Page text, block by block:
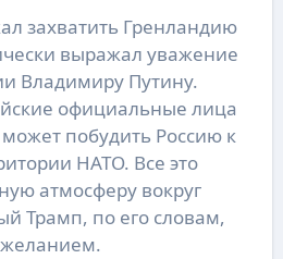
захватить Гренландию
выражал уважение
Владимиру Путину.
официальные лица
может побудить Россию к
НАТО. Все это
атмосферу вокруг
Трамп, по его словам,